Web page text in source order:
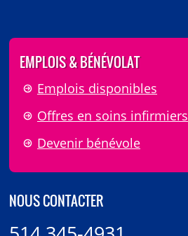
EMPLOIS & BÉNÉVOLAT
Emplois disponibles
Offres en soins infirmiers
Devenir bénévole
NOUS CONTACTER